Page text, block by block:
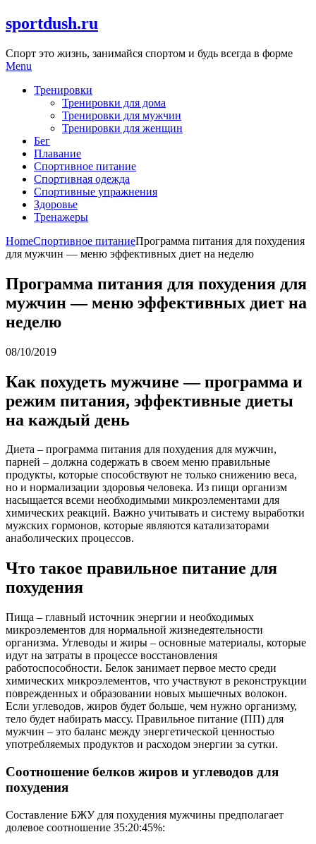
Skip
to
sportdush.ru
Спорт это жизнь, занимайся спортом и будь всегда в форме
Menu
Тренировки
Тренировки для дома
Тренировки для мужчин
Тренировки для женщин
Бег
Плавание
Спортивное питание
Спортивная одежда
Спортивные упражнения
Здоровье
Тренажеры
HomeСпортивное питаниеПрограмма питания для похудения
для мужчин — меню эффективных диет на неделю
Программа питания для похудения для
мужчин — меню эффективных диет на
неделю
08/10/2019
Как похудеть мужчине — программа и
режим питания, эффективные диеты
на каждый день
Диета – программа питания для похудения для мужчин,
парней – должна содержать в своем меню правильные
продукты, которые способствуют не только снижению веса,
но и нормализации здоровья человека. Из пищи организм
насыщается всеми необходимыми микроэлементами для
химических реакций. Важно учитывать и систему выработки
мужских гормонов, которые являются катализаторами
анаболических процессов.
Что такое правильное питание для
похудения
Пища – главный источник энергии и необходимых
микроэлементов для нормальной жизнедеятельности
организма. Углеводы и жиры – основные материалы, которые
идут на затраты в процессе восстановления
работоспособности. Белок занимает первое место среди
химических микроэлементов, что участвуют в реконструкции
поврежденных и образовании новых мышечных волокон.
Если углеводов, жиров будет больше, чем нужно организму,
тело будет набирать массу. Правильное питание (ПП) для
мужчин – это баланс между энергетической ценностью
употребляемых продуктов и расходом энергии за сутки.
Соотношение белков жиров и углеводов для
похудения
Составление БЖУ для похудения мужчины предполагает
долевое соотношение 35:20:45%: